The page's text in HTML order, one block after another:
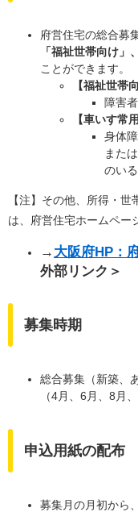
府営住宅の総合募
「福祉世帯向け」
ことができます。
【福祉世帯
障害
【車いす常
身体
また
のい
【注】その他、所得・
は、府営住宅ホームペー
→ 大阪府HP：
外部リンク＞
募集時期
総合募集（新築、
（4月、6月、8月
申込用紙の配布
募集月の月初から